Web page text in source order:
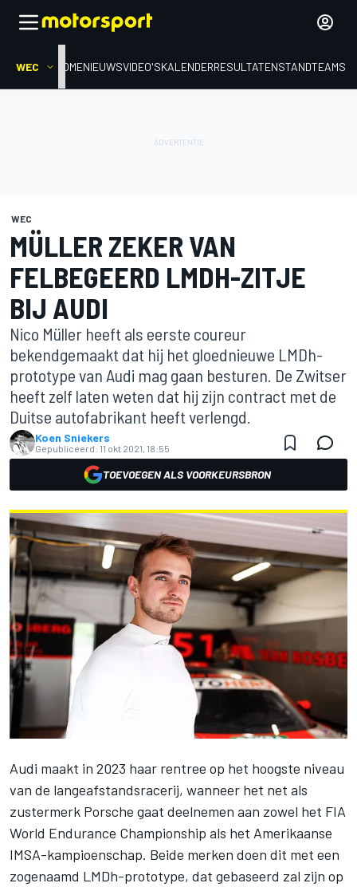
WEC HOMENIEUWSVIDEO'SKALENDERRESULTATENSTANDTEAMS
WEC
MÜLLER ZEKER VAN
FELBEGEERD LMDH-ZITJE
BIJ AUDI
Nico Müller heeft als eerste coureur
bekendgemaakt dat hij het gloednieuwe LMDh-
prototype van Audi mag gaan besturen. De Zwitser
heeft zelf laten weten dat hij zijn contract met de
Duitse autofabrikant heeft verlengd.
Koen Sniekers
Gepubliceerd: 11 okt 2021, 18:55
TOEVOEGEN ALS VOORKEURSBRON
Audi maakt in 2023 haar rentree op het hoogste niveau
van de langeafstandsracerij, wanneer het net als
zustermerk Porsche gaat deelnemen aan zowel het FIA
World Endurance Championship als het Amerikaanse
IMSA-kampioenschap. Beide merken doen dit met een
zogenaamd LMDh-prototype, dat gebaseerd zal zijn op